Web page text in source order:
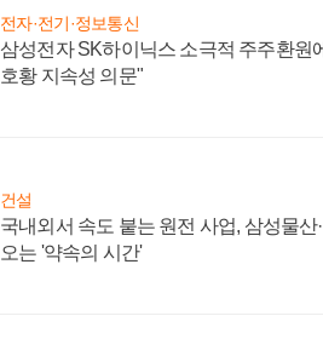
전자·전기·정보통신
삼성전자 SK하이닉스 소극적 주주환원
호황 지속성 의문"
건설
국내외서 속도 붙는 원전 사업, 삼성물산
오는 '약속의 시간'